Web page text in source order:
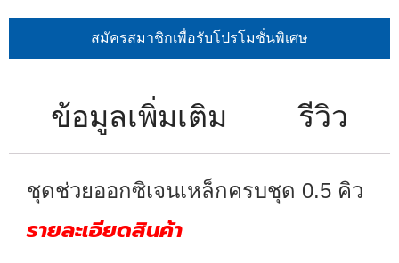
สมัครสมาชิกเพื่อรับโปรโมชั่นพิเศษ
ข้อมูลเพิ่มเติม รีวิว
ชุดช่วยออกซิเจนเหล็กครบชุด 0.5 คิว
รายละเอียดสินค้า